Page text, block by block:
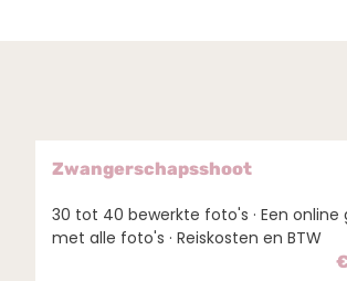
Zwangerschapsshoot
30 tot 40 bewerkte foto's · Een online
met alle foto's · Reiskosten en BTW